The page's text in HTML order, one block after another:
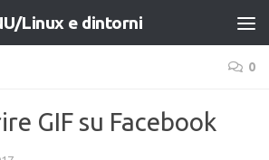
Linux e dintorni
0
GIF su Facebook